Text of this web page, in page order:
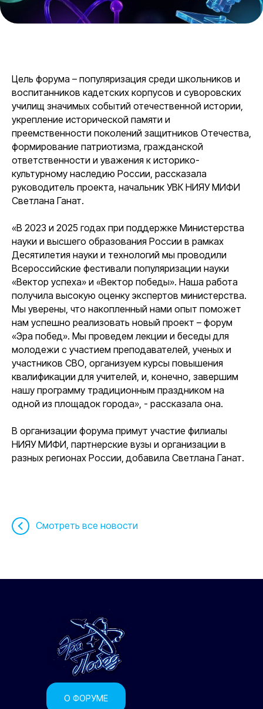
Цель форума – популяризация среди школьников и
воспитанников кадетских корпусов и суворовских
училищ значимых событий отечественной истории,
укрепление исторической памяти и
преемственности поколений защитников Отечества,
формирование патриотизма, гражданской
ответственности и уважения к историко-
культурному наследию России, рассказала
руководитель проекта, начальник УВК НИЯУ МИФИ
Светлана Ганат.
«В 2023 и 2025 годах при поддержке Министерства
науки и высшего образования России в рамках
Десятилетия науки и технологий мы проводили
Всероссийские фестивали популяризации науки
«Вектор успеха» и «Вектор победы». Наша работа
получила высокую оценку экспертов министерства.
Мы уверены, что накопленный нами опыт поможет
нам успешно реализовать новый проект – форум
«Эра побед». Мы проведем лекции и беседы для
молодежи с участием преподавателей, ученых и
участников СВО, организуем курсы повышения
квалификации для учителей, и, конечно, завершим
нашу программу традиционным праздником на
одной из площадок города», - рассказала она.
В организации форума примут участие филиалы
НИЯУ МИФИ, партнерские вузы и организации в
разных регионах России, добавила Светлана Ганат.
Смотреть все новости
О ФОРУМЕ